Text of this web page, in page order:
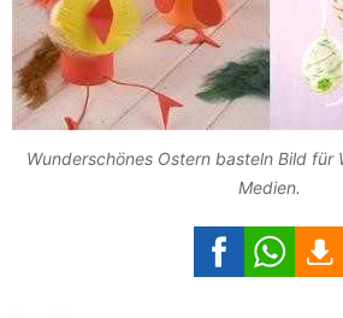
Wunderschönes Ostern basteln Bild für
Medien.